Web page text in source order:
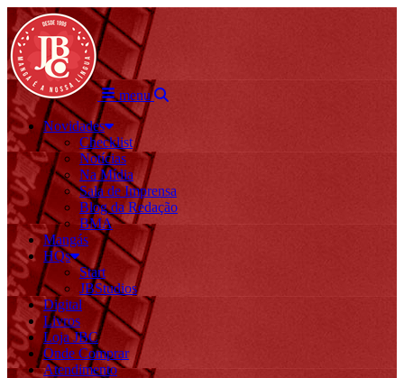
menu
Novidades
Checklist
Notícias
Na Mídia
Sala de Imprensa
Blog da Redação
BMA
Mangás
HQs
Start
JBStudios
Digital
Livros
Loja JBC
Onde Comprar
Atendimento